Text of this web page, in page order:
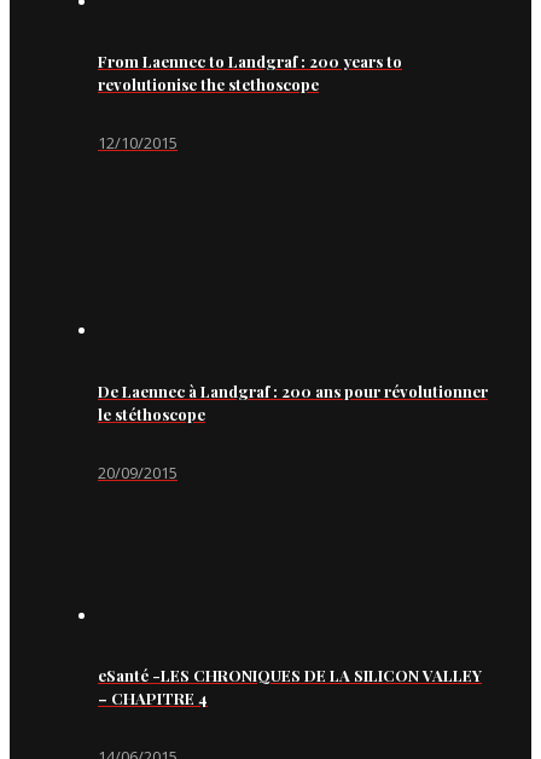
From Laennec to Landgraf : 200 years to
revolutionise the stethoscope
12/10/2015
De Laennec à Landgraf : 200 ans pour révolutionner
le stéthoscope
20/09/2015
eSanté -LES CHRONIQUES DE LA SILICON VALLEY
– CHAPITRE 4